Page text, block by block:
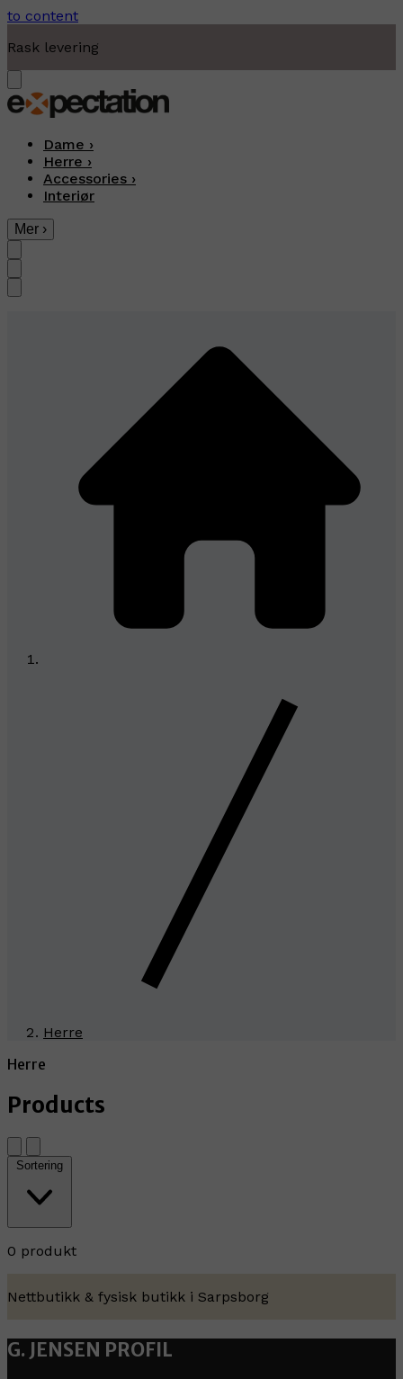
to content
Rask levering
Dame ›
Herre ›
Accessories ›
Interiør
Mer ›
Herre
Herre
Products
Sortering
0 produkt
Nettbutikk & fysisk butikk i Sarpsborg
G. JENSEN PROFIL